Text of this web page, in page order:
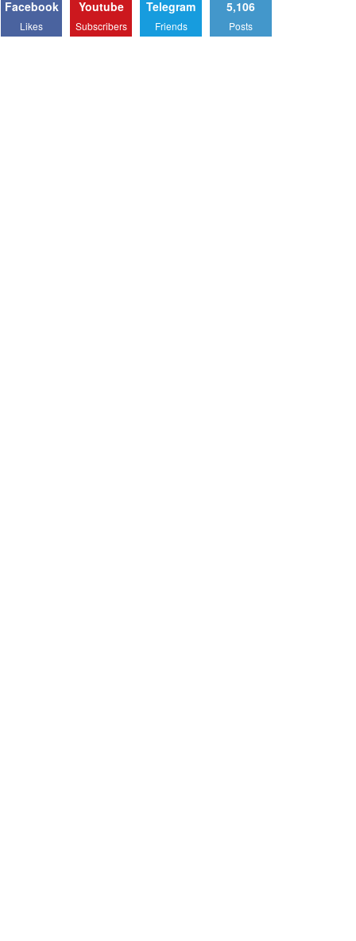
Facebook
Likes
Youtube
Subscribers
Telegram
Friends
5,106
Posts